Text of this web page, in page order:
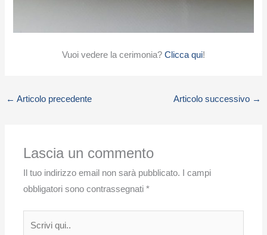
Vuoi vedere la cerimonia? Clicca qui!
← Articolo precedente Articolo successivo →
Lascia un commento
Il tuo indirizzo email non sarà pubblicato.
I campi
obbligatori sono contrassegnati*